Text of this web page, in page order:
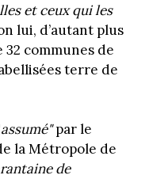
et ceux qui les
lui, d’autant plus
communes de
terre de
assumé"par le
la Métropole de
de